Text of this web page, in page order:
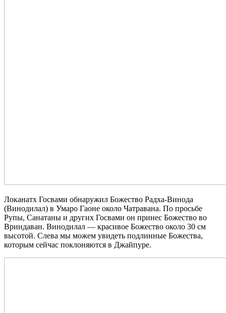
Локанатх Госвами обнаружил Божество Радха-Винода
(Винодилал) в Умаро Гаоне около Чатравана. По просьбе
Рупы, Санатаны и других Госвами он принес Божество во
Вриндаван. Винодилал — красивое Божество около 30 см
высотой. Слева мы можем увидеть подлинные Божества,
которым сейчас поклоняются в Джайпуре.